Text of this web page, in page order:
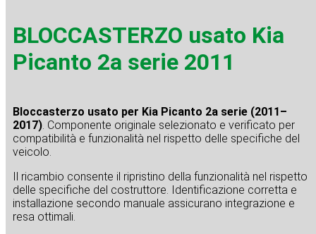
BLOCCASTERZO usato Kia
Picanto 2a serie 2011
Bloccasterzo usato per Kia Picanto 2a serie (2011–
2017). Componente originale selezionato e verificato per
compatibilità e funzionalità nel rispetto delle specifiche del
veicolo.
Il ricambio consente il ripristino della funzionalità nel rispetto
delle specifiche del costruttore. Identificazione corretta e
installazione secondo manuale assicurano integrazione e
resa ottimali.